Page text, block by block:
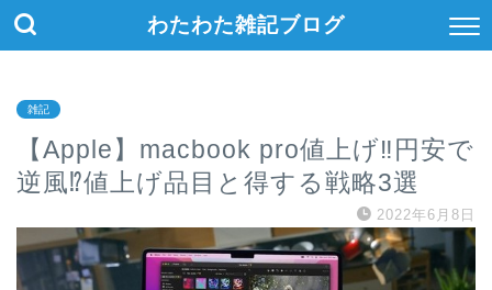
わたわた雑記ブログ
雑記
【Apple】macbook pro値上げ‼円安で
逆風⁉値上げ品目と得する戦略3選
2022年6月8日